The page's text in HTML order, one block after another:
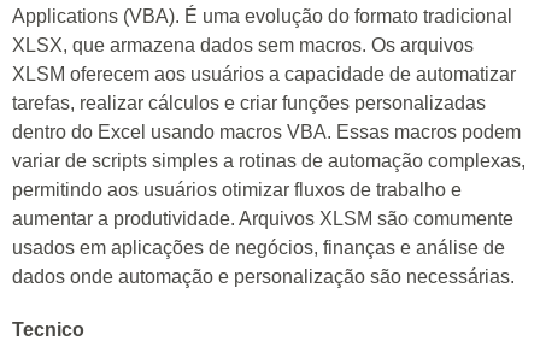
Applications (VBA). É uma evolução do formato tradicional
XLSX, que armazena dados sem macros. Os arquivos
XLSM oferecem aos usuários a capacidade de automatizar
tarefas, realizar cálculos e criar funções personalizadas
dentro do Excel usando macros VBA. Essas macros podem
variar de scripts simples a rotinas de automação complexas,
permitindo aos usuários otimizar fluxos de trabalho e
aumentar a produtividade. Arquivos XLSM são comumente
usados em aplicações de negócios, finanças e análise de
dados onde automação e personalização são necessárias.
Tecnico